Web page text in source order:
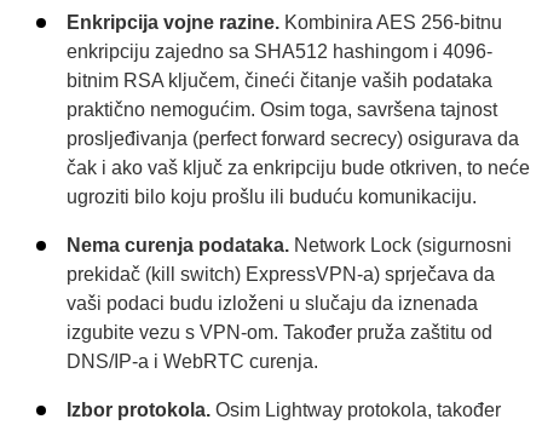
Enkripcija vojne razine. Kombinira AES 256-bitnu
enkripciju zajedno sa SHA512 hashingom i 4096-
bitnim RSA ključem, čineći čitanje vaših podataka
praktično nemogućim. Osim toga, savršena tajnost
prosljeđivanja (perfect forward secrecy) osigurava da
čak i ako vaš ključ za enkripciju bude otkriven, to neće
ugroziti bilo koju prošlu ili buduću komunikaciju.
Nema curenja podataka. Network Lock (sigurnosni
prekidač (kill switch) ExpressVPN-a) sprječava da
vaši podaci budu izloženi u slučaju da iznenada
izgubite vezu s VPN-om. Također pruža zaštitu od
DNS/IP-a i WebRTC curenja.
Izbor protokola. Osim Lightway protokola, također